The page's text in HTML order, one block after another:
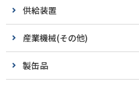
供給装置
産業機械(その他)
製缶品